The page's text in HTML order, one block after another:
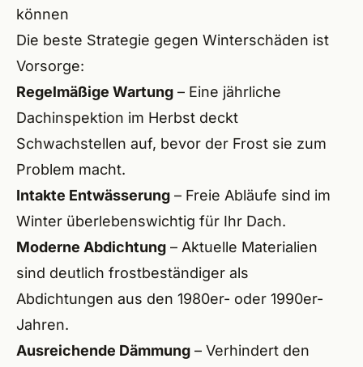
können
Die beste Strategie gegen Winterschäden ist
Vorsorge:
Regelmäßige Wartung – Eine jährliche
Dachinspektion im Herbst deckt
Schwachstellen auf, bevor der Frost sie zum
Problem macht.
Intakte Entwässerung – Freie Abläufe sind im
Winter überlebenswichtig für Ihr Dach.
Moderne Abdichtung – Aktuelle Materialien
sind deutlich frostbeständiger als
Abdichtungen aus den 1980er- oder 1990er-
Jahren.
Ausreichende Dämmung – Verhindert den